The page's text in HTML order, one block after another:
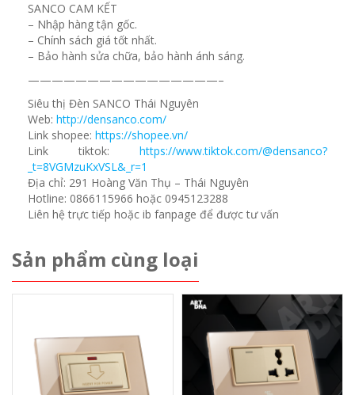
SANCO CAM KẾT
– Nhập hàng tận gốc.
– Chính sách giá tốt nhất.
– Bảo hành sửa chữa, bảo hành ánh sáng.
————————————————–
Siêu thị Đèn SANCO Thái Nguyên
Web: http://densanco.com/
Link shopee: https://shopee.vn/
Link tiktok: https://www.tiktok.com/@densanco?
_t=8VGMzuKxVSL&_r=1
Địa chỉ: 291 Hoàng Văn Thụ – Thái Nguyên
Hotline: 0866115966 hoặc 0945123288
Liên hệ trực tiếp hoặc ib fanpage để được tư vấn
Sản phẩm cùng loại